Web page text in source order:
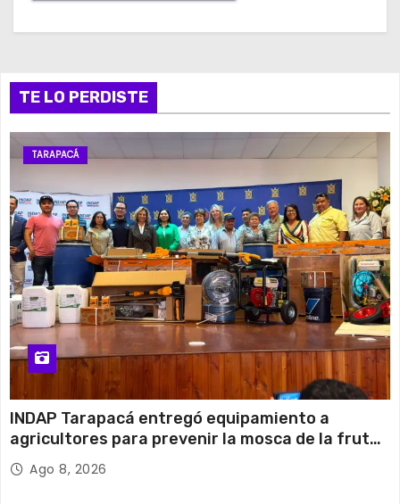
TE LO PERDISTE
TARAPACÁ
INDAP Tarapacá entregó equipamiento a
agricultores para prevenir la mosca de la fruta
en Pica
Ago 8, 2026